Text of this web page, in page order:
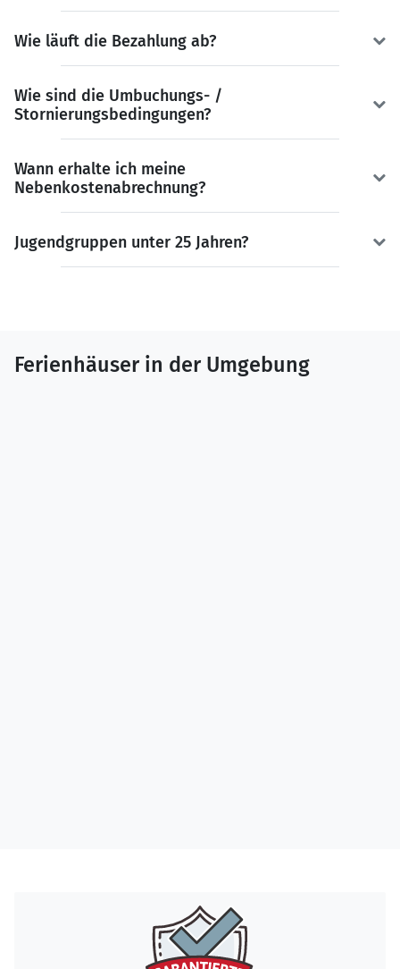
Wie läuft die Bezahlung ab?
Wie sind die Umbuchungs- /
Stornierungsbedingungen?
Wann erhalte ich meine
Nebenkostenabrechnung?
Jugendgruppen unter 25 Jahren?
Ferienhäuser in der Umgebung